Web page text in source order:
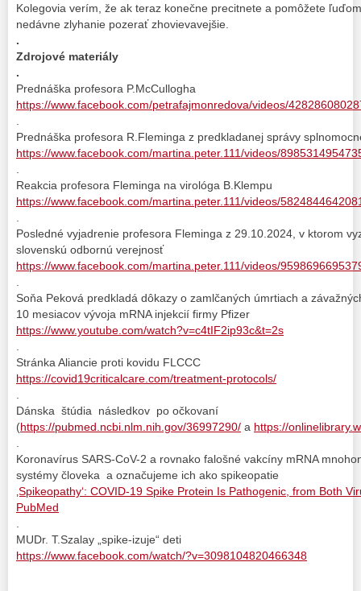
Kolegovia verím, že ak teraz konečne precitnete a pomôžete
nedávne zlyhanie pozerať zhovievavejšie.
.
Zdrojové materiály
.
Prednáška profesora P.McCullogha
https://www.facebook.com/petrafajmonredova/videos/
Prednáška profesora R.Fleminga z predkladanej správy
https://www.facebook.com/martina.peter.111/videos/
Reakcia profesora Fleminga na virológa B.Klempu
https://www.facebook.com/martina.peter.111/videos/
Posledné vyjadrenie profesora Fleminga z 29.10.2024, v ktorom
slovenskú odbornú verejnosť
https://www.facebook.com/martina.peter.111/videos/
Soňa Peková predkladá dôkazy o zamlčaných úmrtiach a
10 mesiacov vývoja mRNA injekcií firmy Pfizer
https://www.youtube.com/watch?v=c4tIF2ip93c&t=2s
Stránka Aliancie proti kovidu FLCCC
https://covid19criticalcare.com/treatment-protocols/
Dánska štúdia následkov po očkovaní
(https://pubmed.ncbi.nlm.nih.gov/36997290/ a https://
Koronavírus SARS-CoV-2 a rovnako falošné vakcíny mRNA
systémy človeka a označujeme ich ako spikeopatie
‚Spikeopathy‘: COVID-19 Spike Protein Is Pathogenic, from Both
PubMed
MUDr. T.Szalay „spike-izuje“ deti
https://www.facebook.com/watch/?v=3098104820466348